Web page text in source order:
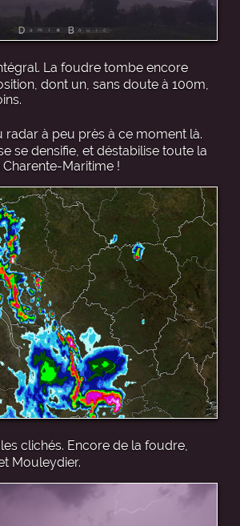
La foudre tombe encore
dont un, sans doute à 100m,
radar à peu près à ce moment là.
se densifie, et déstabilise toute la
Charente-Maritime !
clichés. Encore de la foudre,
Mouleydier.